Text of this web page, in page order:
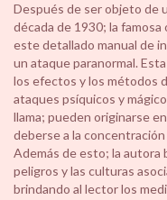
Después de ser objeto de
década de 1930; la
este detallado manual de
un ataque paranormal.
los efectos y los métodos
ataques psíquicos y
llama; pueden originarse
deberse a la
Además de esto; la autora
peligros y las culturas
brindando al lector los